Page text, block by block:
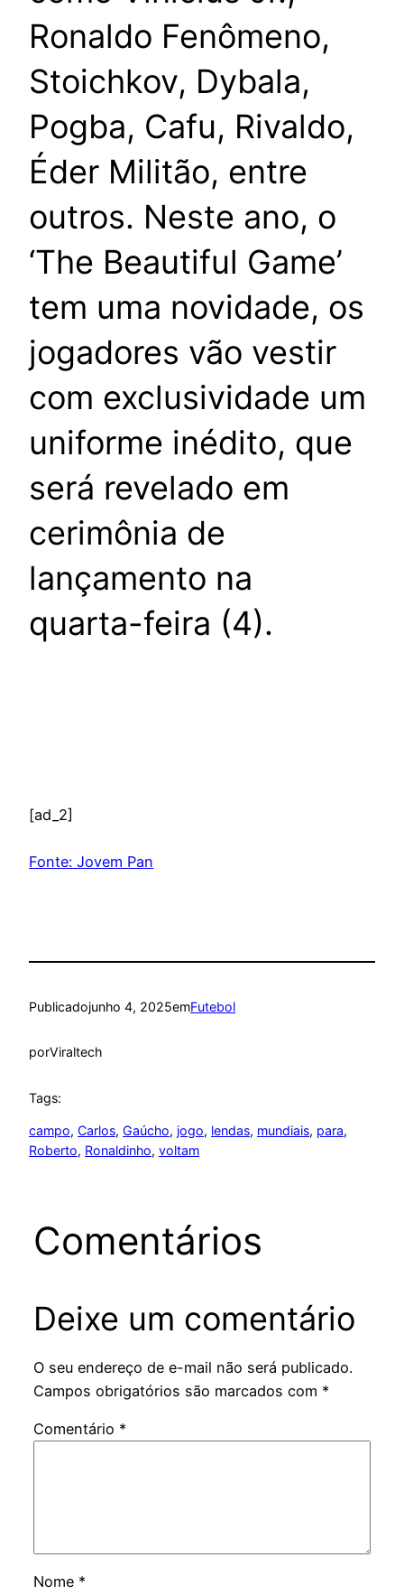
Ronaldo Fenômeno,
Stoichkov, Dybala,
Pogba, Cafu, Rivaldo,
Éder Militão, entre
outros. Neste ano, o
‘The Beautiful Game’
tem uma novidade, os
jogadores vão vestir
com exclusividade um
uniforme inédito, que
será revelado em
cerimônia de
lançamento na
quarta-feira (4).
[ad_2]
Fonte: Jovem Pan
Publicadojunho 4, 2025emFutebol
porViraltech
Tags:
campo, Carlos, Gaúcho, jogo, lendas, mundiais, para
Roberto, Ronaldinho, voltam
Comentários
Deixe um comentário
O seu endereço de e-mail não será publicado.
Campos obrigatórios são marcados com *
Comentário *
Nome *